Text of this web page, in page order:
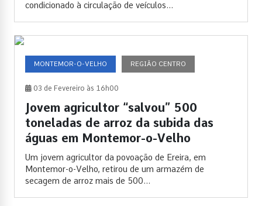
condicionado à circulação de veículos...
MONTEMOR-O-VELHO REGIÃO CENTRO
03 de Fevereiro às 16h00
Jovem agricultor “salvou” 500
toneladas de arroz da subida das
águas em Montemor-o-Velho
Um jovem agricultor da povoação de Ereira, em
Montemor-o-Velho, retirou de um armazém de
secagem de arroz mais de 500...